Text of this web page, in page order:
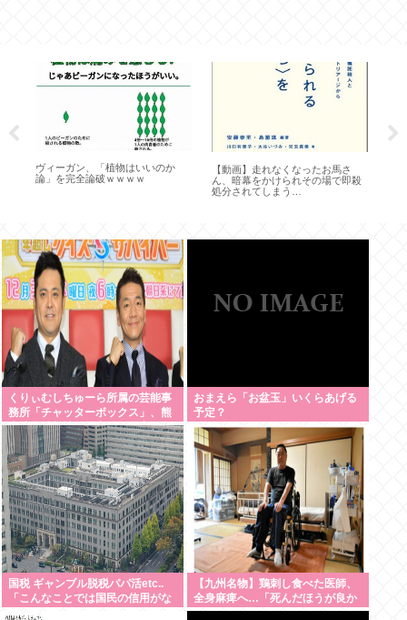
ヴィーガン、「植物はいいのか
論」を完全論破ｗｗｗｗ
【動画】走れなくなったお馬さ
ん、暗幕をかけられその場で即殺
処分されてしまう…
くりぃむしちゅーら所属の芸能事
務所「チャッターボックス」、熊
本地震被災地に災害義援金寄付を
発表
おまえら「お盆玉」いくらあげる
予定？
国税 ギャンブル脱税パパ活etc..
「こんなことでは国民の信用がな
くなってしまう」
【九州名物】鶏刺し食べた医師、
全身麻痺へ…「死んだほうが良か
った」